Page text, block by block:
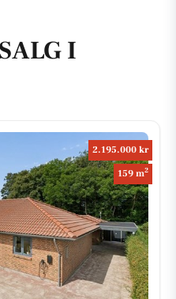
I
2.195.000 kr
159 m2